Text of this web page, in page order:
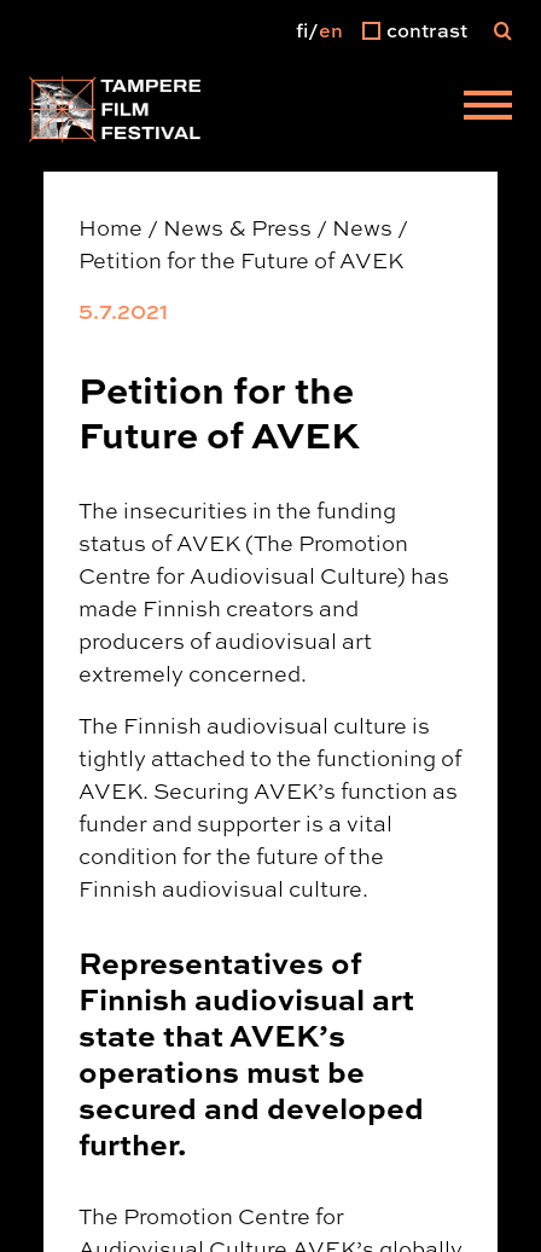
Main menu
fi en contrast
Home / News & Press / News /
Petition for the Future of AVEK
5.7.2021
Petition for the
Future of AVEK
The insecurities in the funding
status of AVEK (The Promotion
Centre for Audiovisual Culture) has
made Finnish creators and
producers of audiovisual art
extremely concerned.
The Finnish audiovisual culture is
tightly attached to the functioning of
AVEK. Securing AVEK’s function as
funder and supporter is a vital
condition for the future of the
Finnish audiovisual culture.
Representatives of
Finnish audiovisual art
state that AVEK’s
operations must be
secured and developed
further.
The Promotion Centre for